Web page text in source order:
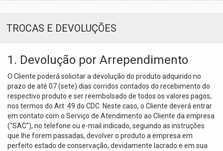
TROCAS E DEVOLUÇÕES
1. Devolução por Arrependimento
O Cliente poderá solicitar a devolução do produto adquirido no
prazo de até 07 (sete) dias corridos contados do recebimento do
respectivo produto e ser reembolsado de todos os valores pagos,
nos termos do Art. 49 do CDC. Neste caso, o Cliente deverá entrar
em contato com o Serviço de Atendimento ao Cliente da empresa
("SAC"), no telefone ou e-mail indicado, seguindo as instruções
que lhe forem passadas, devolver o produto a empresa em
perfeito estado de conservação, devidamente lacrado e em sua